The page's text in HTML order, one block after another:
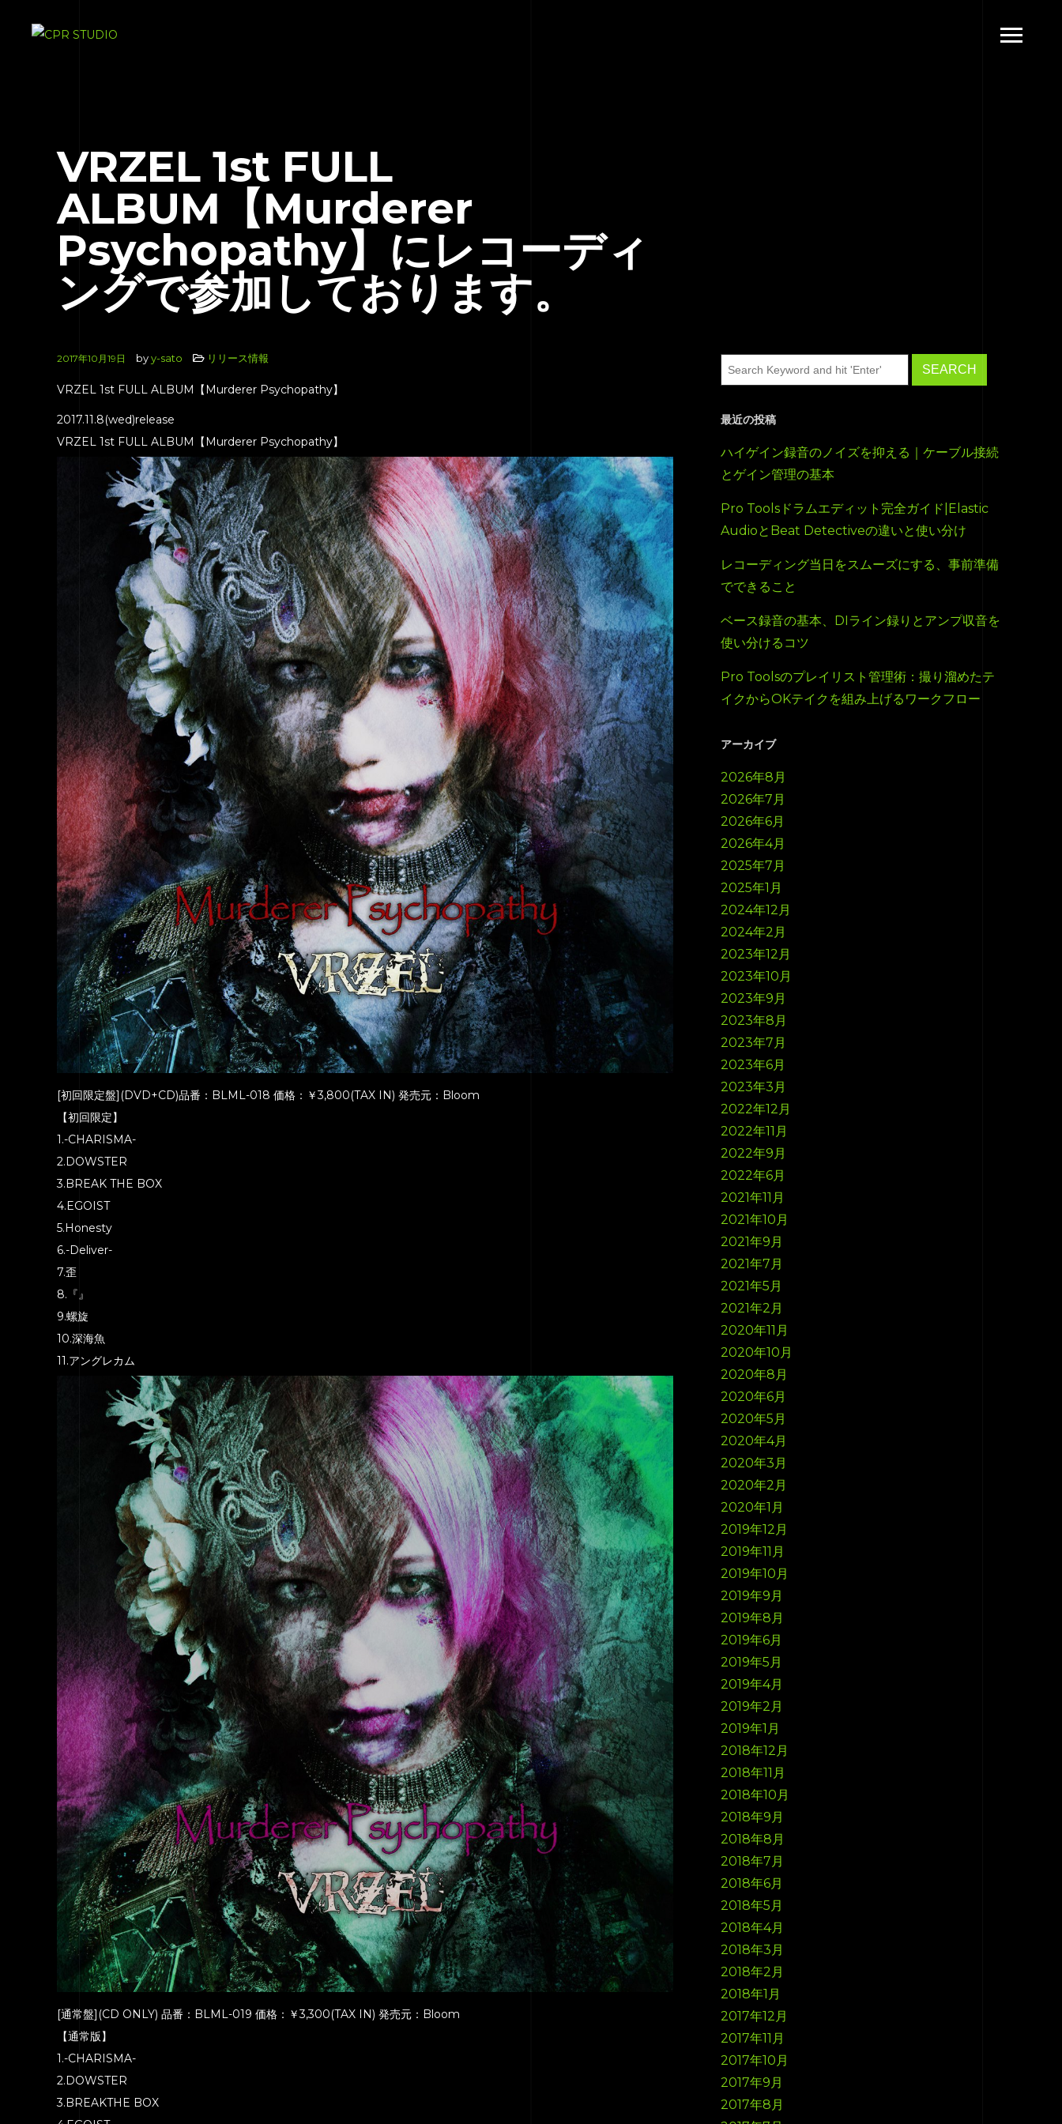
VRZEL 1st FULL
ALBUM【Murderer
Psychopathy】にレコーディ
ングで参加しております。
2017年10月19日 byy-sato リリース情報
VRZEL 1st FULL ALBUM【Murderer Psychopathy】
2017.11.8(wed)release
VRZEL 1st FULL ALBUM【Murderer Psychopathy】
[初回限定盤](DVD+CD)品番：BLML-018 価格：￥3,800(TAX IN) 発売元：Bloom
【初回限定】
1.-CHARISMA-
2.DOWSTER
3.BREAK THE BOX
4.EGOIST
5.Honesty
6.-Deliver-
7.歪
8.『』
9.螺旋
10.深海魚
11.アングレカム
[通常盤](CD ONLY) 品番：BLML-019 価格：￥3,300(TAX IN) 発売元：Bloom
【通常版】
1.-CHARISMA-
2.DOWSTER
3.BREAKTHE BOX
最近の投稿
ハイゲイン録音のノイズを抑える｜ケーブル接続
とゲイン管理の基本
Pro Toolsドラムエディット完全ガイド|Elastic
AudioとBeat Detectiveの違いと使い分け
レコーディング当日をスムーズにする、事前準備
でできること
ベース録音の基本、DIライン録りとアンプ収音を
使い分けるコツ
Pro Toolsのプレイリスト管理術：撮り溜めたテ
イクからOKテイクを組み上げるワークフロー
アーカイブ
2026年8月
2026年7月
2026年6月
2026年4月
2025年7月
2025年1月
2024年12月
2024年2月
2023年12月
2023年10月
2023年9月
2023年8月
2023年7月
2023年6月
2023年3月
2022年12月
2022年11月
2022年9月
2022年6月
2021年11月
2021年10月
2021年9月
2021年7月
2021年5月
2021年2月
2020年11月
2020年10月
2020年8月
2020年6月
2020年5月
2020年4月
2020年3月
2020年2月
2020年1月
2019年12月
2019年11月
2019年10月
2019年9月
2019年8月
2019年6月
2019年5月
2019年4月
2019年2月
2019年1月
2018年12月
2018年11月
2018年10月
2018年9月
2018年8月
2018年7月
2018年6月
2018年5月
2018年4月
2018年3月
2018年2月
2018年1月
2017年12月
2017年11月
2017年10月
2017年9月
2017年8月